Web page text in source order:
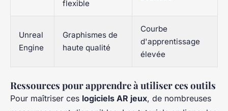
flexible
Unreal
Engine
Graphismes de
haute qualité
Courbe
d'apprentissage
élevée
Ressources pour apprendre à utiliser ces outils
Pour maîtriser ces logiciels AR jeux, de nombreuses